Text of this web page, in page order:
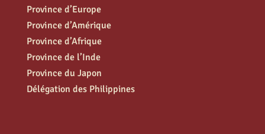
Province d’Europe
Province d’Amérique
Province d’Afrique
Province de l’Inde
Province du Japon
Délégation des Philippines